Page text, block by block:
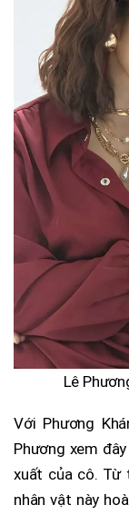
Lê
Với Phương
Phương xem
xuất của cô. Từ
nhân vật này